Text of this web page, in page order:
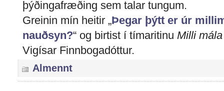
þýðingafræðing sem talar tungum.
Greinin mín heitir „Þegar þýtt er úr
nauðsyn?“ og birtist í tímaritinu Milli mála
Vigísar Finnbogadóttur.
Almennt